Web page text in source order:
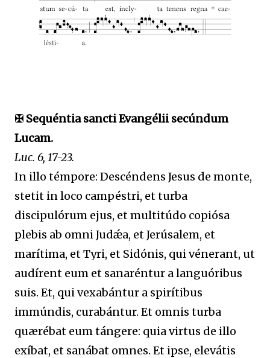
✠ Sequéntia sancti Evangélii secúndum
Lucam.
Luc. 6, 17-23.
In illo témpore: Descéndens Jesus de monte,
stetit in loco campéstri, et turba
discipulórum ejus, et multitúdo copiósa
plebis ab omni Judǽa, et Jerúsalem, et
marítima, et Tyri, et Sidónis, qui vénerant, ut
audírent eum et sanaréntur a languóribus
suis. Et, qui vexabántur a spirítibus
immúndis, curabántur. Et omnis turba
quærébat eum tángere: quia virtus de illo
exíbat, et sanábat omnes. Et ipse, elevátis